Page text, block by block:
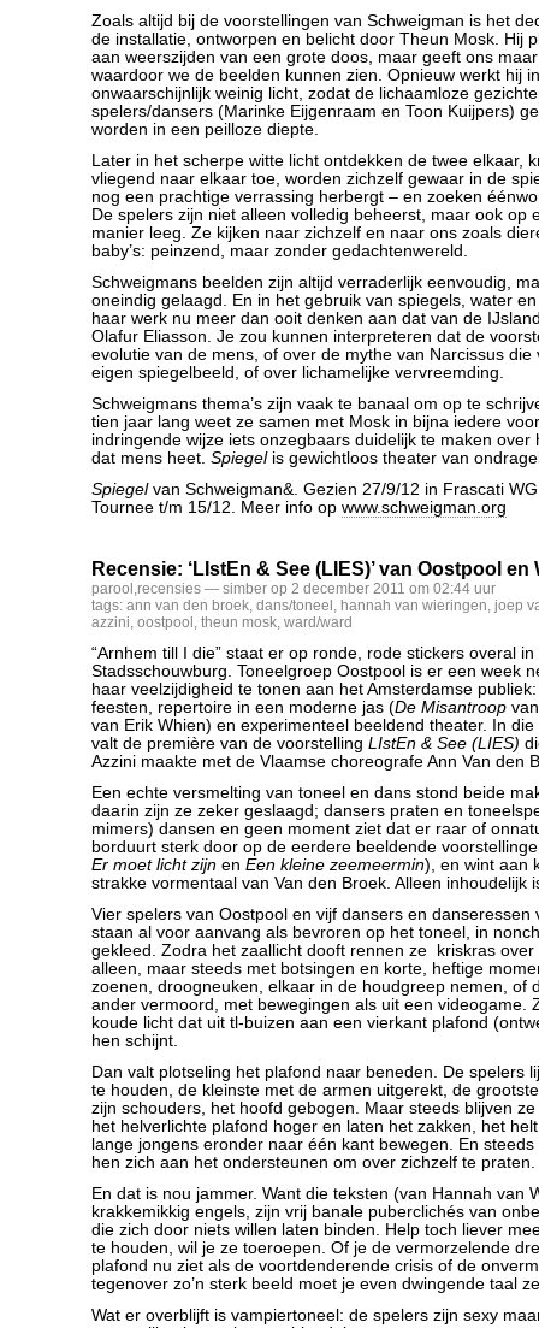
Zoals altijd bij de voorstellingen van Schweigman is het
de installatie, ontworpen en belicht door Theun Mosk. Hij
aan weerszijden van een grote doos, maar geeft ons
waardoor we de beelden kunnen zien. Opnieuw werkt hij
onwaarschijnlijk weinig licht, zodat de lichaamloze
spelers/dansers (Marinke Eijgenraam en Toon Kuijpers)
worden in een peilloze diepte.
Later in het scherpe witte licht ontdekken de twee elkaar,
vliegend naar elkaar toe, worden zichzelf gewaar in de
nog een prachtige verrassing herbergt – en zoeken
De spelers zijn niet alleen volledig beheerst, maar ook op
manier leeg. Ze kijken naar zichzelf en naar ons zoals
baby’s: peinzend, maar zonder gedachtenwereld.
Schweigmans beelden zijn altijd verraderlijk eenvoudig,
oneindig gelaagd. En in het gebruik van spiegels, water
haar werk nu meer dan ooit denken aan dat van de
Olafur Eliasson. Je zou kunnen interpreteren dat de
evolutie van de mens, of over de mythe van Narcissus die
eigen spiegelbeeld, of over lichamelijke vervreemding.
Schweigmans thema’s zijn vaak te banaal om op te
tien jaar lang weet ze samen met Mosk in bijna iedere
indringende wijze iets onzegbaars duidelijk te maken over
dat mens heet. Spiegelis gewichtloos theater van
Spiegelvan Schweigman&. Gezien 27/9/12 in Frascati
Tournee t/m 15/12. Meer info op www.schweigman.org
Recensie: ‘LIstEn & See (LIES)’ van Oostpool en
parool ,recensies — simber op 2 december 2011 om 02:44 uur
tags: ann van den broek, dans/toneel , hannah van wieringen, joep
azzini, oostpool , theun mosk, ward/ward
“Arnhem till I die” staat er op ronde, rode stickers overal in
Stadsschouwburg. Toneelgroep Oostpool is er een week
haar veelzijdigheid te tonen aan het Amsterdamse
feesten, repertoire in een moderne jas (De Misantroop
van Erik Whien) en experimenteel beeldend theater. In
valt de première van de voorstelling LIstEn & See (LIES)
Azzini maakte met de Vlaamse choreografe Ann Van den
Een echte versmelting van toneel en dans stond beide
daarin zijn ze zeker geslaagd; dansers praten en
mimers) dansen en geen moment ziet dat er raar of
borduurt sterk door op de eerdere beeldende
Er moet licht zijn en Een kleine zeemeermin), en wint aan
strakke vormentaal van Van den Broek. Alleen inhoudelijk
Vier spelers van Oostpool en vijf dansers en danseressen
staan al voor aanvang als bevroren op het toneel, in
gekleed. Zodra het zaallicht dooft rennen ze kriskras
alleen, maar steeds met botsingen en korte, heftige
zoenen, droogneuken, elkaar in de houdgreep nemen, of
ander vermoord, met bewegingen als uit een videogame.
koude licht dat uit tl-buizen aan een vierkant plafond
hen schijnt.
Dan valt plotseling het plafond naar beneden. De spelers
te houden, de kleinste met de armen uitgerekt, de
zijn schouders, het hoofd gebogen. Maar steeds blijven
het helverlichte plafond hoger en laten het zakken, het
lange jongens eronder naar één kant bewegen. En
hen zich aan het ondersteunen om over zichzelf te praten.
En dat is nou jammer. Want die teksten (van Hannah van
krakkemikkig engels, zijn vrij banale puberclichés van
die zich door niets willen laten binden. Help toch liever
te houden, wil je ze toeroepen. Of je de vermorzelende
plafond nu ziet als de voortdenderende crisis of de
tegenover zo’n sterk beeld moet je even dwingende taal
Wat er overblijft is vampiertoneel: de spelers zijn sexy